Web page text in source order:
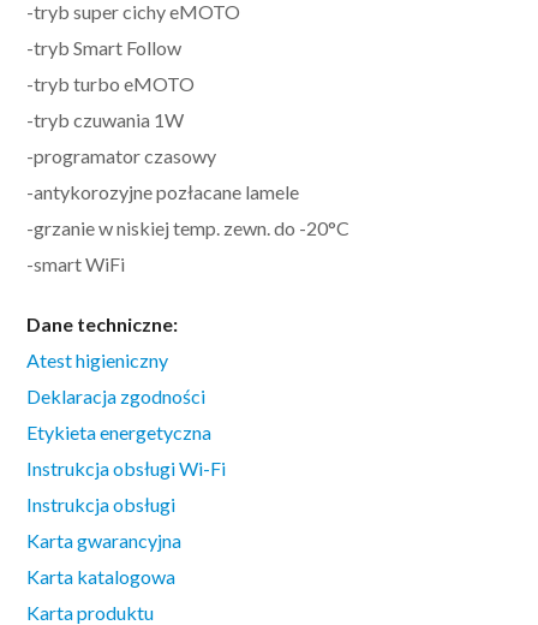
-tryb super cichy eMOTO
-tryb Smart Follow
-tryb turbo eMOTO
-tryb czuwania 1W
-programator czasowy
-antykorozyjne pozłacane lamele
-grzanie w niskiej temp. zewn. do -20°C
-smart WiFi
Dane techniczne:
Atest higieniczny
Deklaracja zgodności
Etykieta energetyczna
Instrukcja obsługi Wi-Fi
Instrukcja obsługi
Karta gwarancyjna
Karta katalogowa
Karta produktu